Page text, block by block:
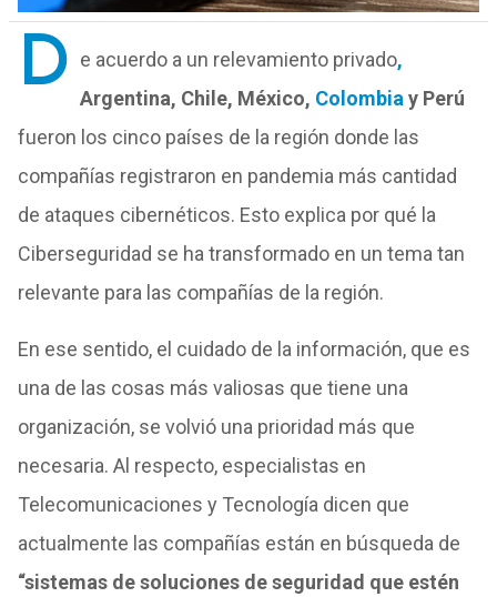
D e acuerdo a un relevamiento privado,
Argentina, Chile, México, Colombia y Perú
fueron los cinco países de la región donde las
compañías registraron en pandemia más cantidad
de ataques cibernéticos. Esto explica por qué la
Ciberseguridad se ha transformado en un tema tan
relevante para las compañías de la región.
En ese sentido, el cuidado de la información, que es
una de las cosas más valiosas que tiene una
organización, se volvió una prioridad más que
necesaria. Al respecto, especialistas en
Telecomunicaciones y Tecnología dicen que
actualmente las compañías están en búsqueda de
“sistemas de soluciones de seguridad que estén